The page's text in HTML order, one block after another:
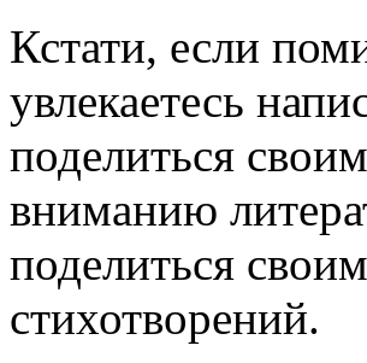
Кстати, если
увлекаетесь
поделиться
вниманию
поделиться
стихотворений.